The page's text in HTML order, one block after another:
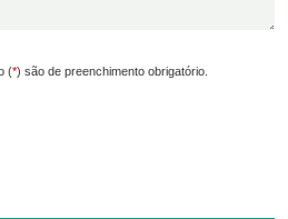
(*) são de preenchimento obrigatório.